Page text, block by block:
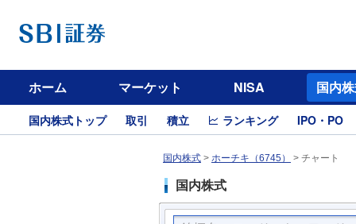
ホーム マーケット NISA 国内
国内株式トップ 取引 積立 ランキング IPO・PO
国内株式 > ホーチキ（6745） > チャート
国内株式